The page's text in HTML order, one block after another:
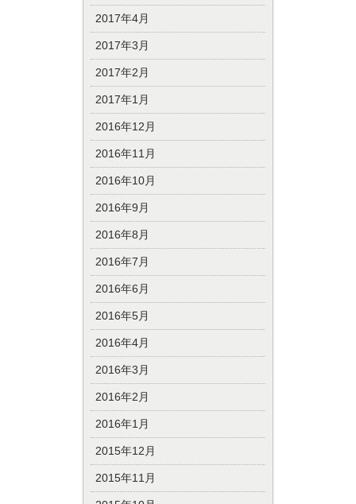
2017年4月
2017年3月
2017年2月
2017年1月
2016年12月
2016年11月
2016年10月
2016年9月
2016年8月
2016年7月
2016年6月
2016年5月
2016年4月
2016年3月
2016年2月
2016年1月
2015年12月
2015年11月